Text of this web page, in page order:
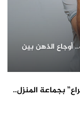
أوجاع الذهن بين
بجماعة المنزل..